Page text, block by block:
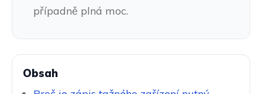
případně plná moc.
Obsah